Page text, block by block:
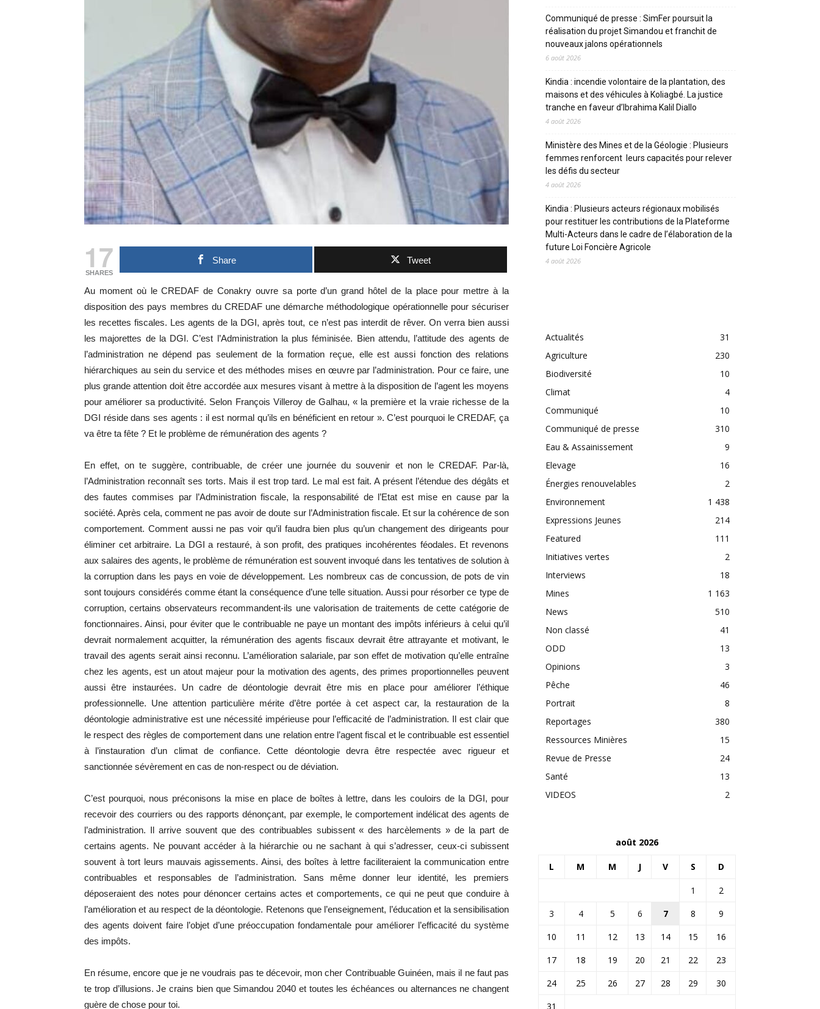
17
SHARES
Share Tweet
Au moment où le CREDAF de Conakry ouvre sa porte d’un grand hôtel de la place pour mettre à la
disposition des pays membres du CREDAF une démarche méthodologique opérationnelle pour sécuriser
les recettes fiscales. Les agents de la DGI, après tout, ce n’est pas interdit de rêver. On verra bien aussi
les majorettes de la DGI. C’est l’Administration la plus féminisée. Bien attendu, l’attitude des agents de
l’administration ne dépend pas seulement de la formation reçue, elle est aussi fonction des relations
hiérarchiques au sein du service et des méthodes mises en œuvre par l’administration. Pour ce faire, une
plus grande attention doit être accordée aux mesures visant à mettre à la disposition de l’agent les moyens
pour améliorer sa productivité. Selon François Villeroy de Galhau, « la première et la vraie richesse de la
DGI réside dans ses agents : il est normal qu’ils en bénéficient en retour ». C’est pourquoi le CREDAF, ça
va être ta fête ? Et le problème de rémunération des agents ?
En effet, on te suggère, contribuable, de créer une journée du souvenir et non le CREDAF. Par-là,
l’Administration reconnaît ses torts. Mais il est trop tard. Le mal est fait. A présent l’étendue des dégâts et
des fautes commises par l’Administration fiscale, la responsabilité de l’Etat est mise en cause par la
société. Après cela, comment ne pas avoir de doute sur l’Administration fiscale. Et sur la cohérence de son
comportement. Comment aussi ne pas voir qu’il faudra bien plus qu’un changement des dirigeants pour
éliminer cet arbitraire. La DGI a restauré, à son profit, des pratiques incohérentes féodales. Et revenons
aux salaires des agents, le problème de rémunération est souvent invoqué dans les tentatives de solution à
la corruption dans les pays en voie de développement. Les nombreux cas de concussion, de pots de vin
sont toujours considérés comme étant la conséquence d’une telle situation. Aussi pour résorber ce type de
corruption, certains observateurs recommandent-ils une valorisation de traitements de cette catégorie de
fonctionnaires. Ainsi, pour éviter que le contribuable ne paye un montant des impôts inférieurs à celui qu’il
devrait normalement acquitter, la rémunération des agents fiscaux devrait être attrayante et motivant, le
travail des agents serait ainsi reconnu. L’amélioration salariale, par son effet de motivation qu’elle entraîne
chez les agents, est un atout majeur pour la motivation des agents, des primes proportionnelles peuvent
aussi être instaurées. Un cadre de déontologie devrait être mis en place pour améliorer l’éthique
professionnelle. Une attention particulière mérite d’être portée à cet aspect car, la restauration de la
déontologie administrative est une nécessité impérieuse pour l’efficacité de l’administration. Il est clair que
le respect des règles de comportement dans une relation entre l’agent fiscal et le contribuable est essentiel
à l’instauration d’un climat de confiance. Cette déontologie devra être respectée avec rigueur et
sanctionnée sévèrement en cas de non-respect ou de déviation.
C’est pourquoi, nous préconisons la mise en place de boîtes à lettre, dans les couloirs de la DGI, pour
recevoir des courriers ou des rapports dénonçant, par exemple, le comportement indélicat des agents de
l’administration. Il arrive souvent que des contribuables subissent « des harcèlements » de la part de
certains agents. Ne pouvant accéder à la hiérarchie ou ne sachant à qui s’adresser, ceux-ci subissent
souvent à tort leurs mauvais agissements. Ainsi, des boîtes à lettre faciliteraient la communication entre
contribuables et responsables de l’administration. Sans même donner leur identité, les premiers
déposeraient des notes pour dénoncer certains actes et comportements, ce qui ne peut que conduire à
l’amélioration et au respect de la déontologie. Retenons que l’enseignement, l’éducation et la sensibilisation
des agents doivent faire l’objet d’une préoccupation fondamentale pour améliorer l’efficacité du système
des impôts.
En résume, encore que je ne voudrais pas te décevoir, mon cher Contribuable Guinéen, mais il ne faut pas
te trop d’illusions. Je crains bien que Simandou 2040 et toutes les échéances ou alternances ne changent
guère de chose pour toi.
Communiqué de presse : SimFer poursuit la
réalisation du projet Simandou et franchit de
nouveaux jalons opérationnels
6 août 2026
Kindia : incendie volontaire de la plantation, des
maisons et des véhicules à Koliagbé. La justice
tranche en faveur d’Ibrahima Kalil Diallo
4 août 2026
Ministère des Mines et de la Géologie : Plusieurs
femmes renforcent leurs capacités pour relever
les défis du secteur
4 août 2026
Kindia : Plusieurs acteurs régionaux mobilisés
pour restituer les contributions de la Plateforme
Multi-Acteurs dans le cadre de l’élaboration de la
future Loi Foncière Agricole
4 août 2026
Actualités
31
Agriculture
230
Biodiversité
10
Climat
4
Communiqué
10
Communiqué de presse
310
Eau & Assainissement
9
Elevage
16
Énergies renouvelables
2
Environnement
1 438
Expressions Jeunes
214
Featured
111
Initiatives vertes
2
Interviews
18
Mines
1 163
News
510
Non classé
41
ODD
13
Opinions
3
Pêche
46
Portrait
8
Reportages
380
Ressources Minières
15
Revue de Presse
24
Santé
13
VIDEOS
2
août 2026
L M M J V S D
1
2
3
4 5 6 7 8
9
10
11 12 13 14 15
16
17
18 19 20 21 22
23
24
25 26 27 28 29
30
31